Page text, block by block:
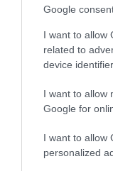
Google
I want to allow
related to
device
I want to allow
Google for
I want to allow
personalized